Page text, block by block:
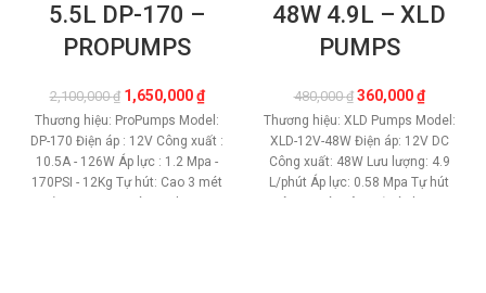
5.5L DP-170 –
PROPUMPS
2,100,000₫ Giá
gốc
là:
2,100,000 ₫.
1,650,000₫Giá
hiện
tại
1,650,000 ₫.
Thương hiệu: ProPumps Model:
DP-170 Điện áp : 12V Công xuất :
10.5A - 126W Áp lực : 1.2 Mpa -
170PSI - 12Kg Tự hút: Cao 3 mét
48W 4.9L – XLD
PUMPS
480,000₫ Giá
gốc
là:
480,000 ₫.
360,000₫Giá
hiện
tại
là:
360,000
Thương hiệu: XLD Pumps Model:
XLD-12V-48W Điện áp: 12V DC
Công xuất: 48W Lưu lượng: 4.9
L/phút Áp lực: 0.58 Mpa Tự hút